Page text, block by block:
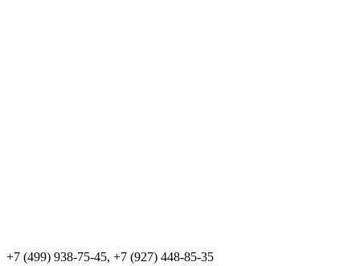
+7 (499) 938-75-45, +7 (927) 448-85-35